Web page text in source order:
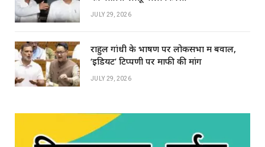
JULY 29, 2026
राहुल गांधी के भाषण पर लोकसभा में बवाल,
‘इडियट’ टिप्पणी पर माफी की मांग
JULY 29, 2026